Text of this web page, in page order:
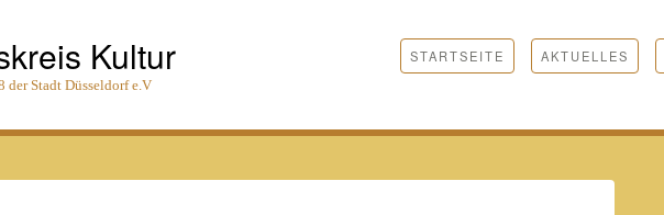
Kultur
der Stadt Düsseldorf e.V
STARTSEITE AKTUELLES